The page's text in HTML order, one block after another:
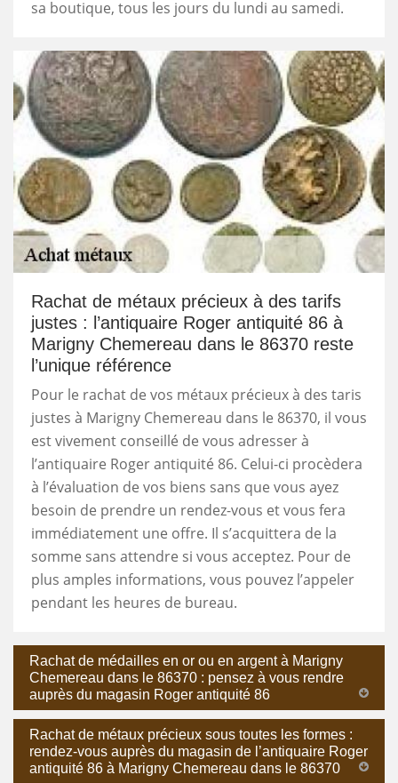
sa boutique, tous les jours du lundi au samedi.
Rachat de métaux précieux à des tarifs
justes : l’antiquaire Roger antiquité 86 à
Marigny Chemereau dans le 86370 reste
l’unique référence
Pour le rachat de vos métaux précieux à des taris
justes à Marigny Chemereau dans le 86370, il vous
est vivement conseillé de vous adresser à
l’antiquaire Roger antiquité 86. Celui-ci procèdera
à l’évaluation de vos biens sans que vous ayez
besoin de prendre un rendez-vous et vous fera
immédiatement une offre. Il s’acquittera de la
somme sans attendre si vous acceptez. Pour de
plus amples informations, vous pouvez l’appeler
pendant les heures de bureau.
Rachat de médailles en or ou en argent à Marigny
Chemereau dans le 86370 : pensez à vous rendre
auprès du magasin Roger antiquité 86
Rachat de métaux précieux sous toutes les formes :
rendez-vous auprès du magasin de l’antiquaire Roger
antiquité 86 à Marigny Chemereau dans le 86370